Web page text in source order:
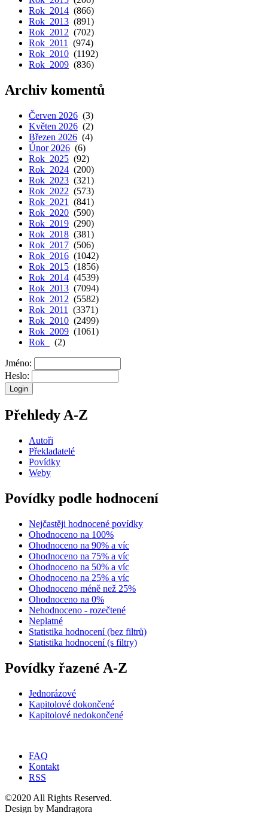
Rok 2014 (866)
Rok 2013 (891)
Rok 2012 (702)
Rok 2011
(974)
Rok 2010 (1192)
Rok 2009 (836)
Archiv komentů
Červen 2026 (3)
Květen 2026 (2)
Březen 2026 (4)
Únor 2026 (6)
Rok 2025 (92)
Rok 2024 (200)
Rok 2023 (321)
Rok 2022 (573)
Rok 2021
(841)
Rok 2020 (590)
Rok 2019 (290)
Rok 2018 (381)
Rok 2017 (506)
Rok 2016 (1042)
Rok 2015 (1856)
Rok 2014 (4539)
Rok 2013 (7094)
Rok 2012 (5582)
Rok 2011
(3371)
Rok 2010 (2499)
Rok 2009 (1061)
Rok
(2)
Jméno:
Heslo:
Přehledy A-Z
Autoři
Překladatelé
Povídky
Weby
Povídky podle hodnocení
Nejčastěji hodnocené povídky
Ohodnoceno na 100%
Ohodnoceno na 90% a víc
Ohodnoceno na 75% a víc
Ohodnoceno na 50% a víc
Ohodnoceno na 25% a víc
Ohodnoceno méně než 25%
Ohodnoceno na 0%
Nehodnoceno - rozečtené
Neplatné
Statistika hodnocení (bez filtrů)
Statistika hodnocení (s filtry)
Povídky řazené A-Z
Jednorázové
Kapitolové dokončené
Kapitolové nedokončené
FAQ
Kontakt
RSS
©2020 All Rights Reserved.
Design by Mandragora